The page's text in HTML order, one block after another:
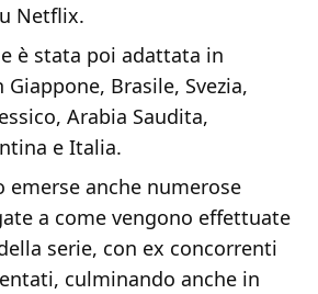
Netflix.
è stata poi adattata in
Brasile, Svezia,
Arabia Saudita,
e Italia.
emerse anche numerose
a come vengono effettuate
serie, con ex concorrenti
culminando anche in